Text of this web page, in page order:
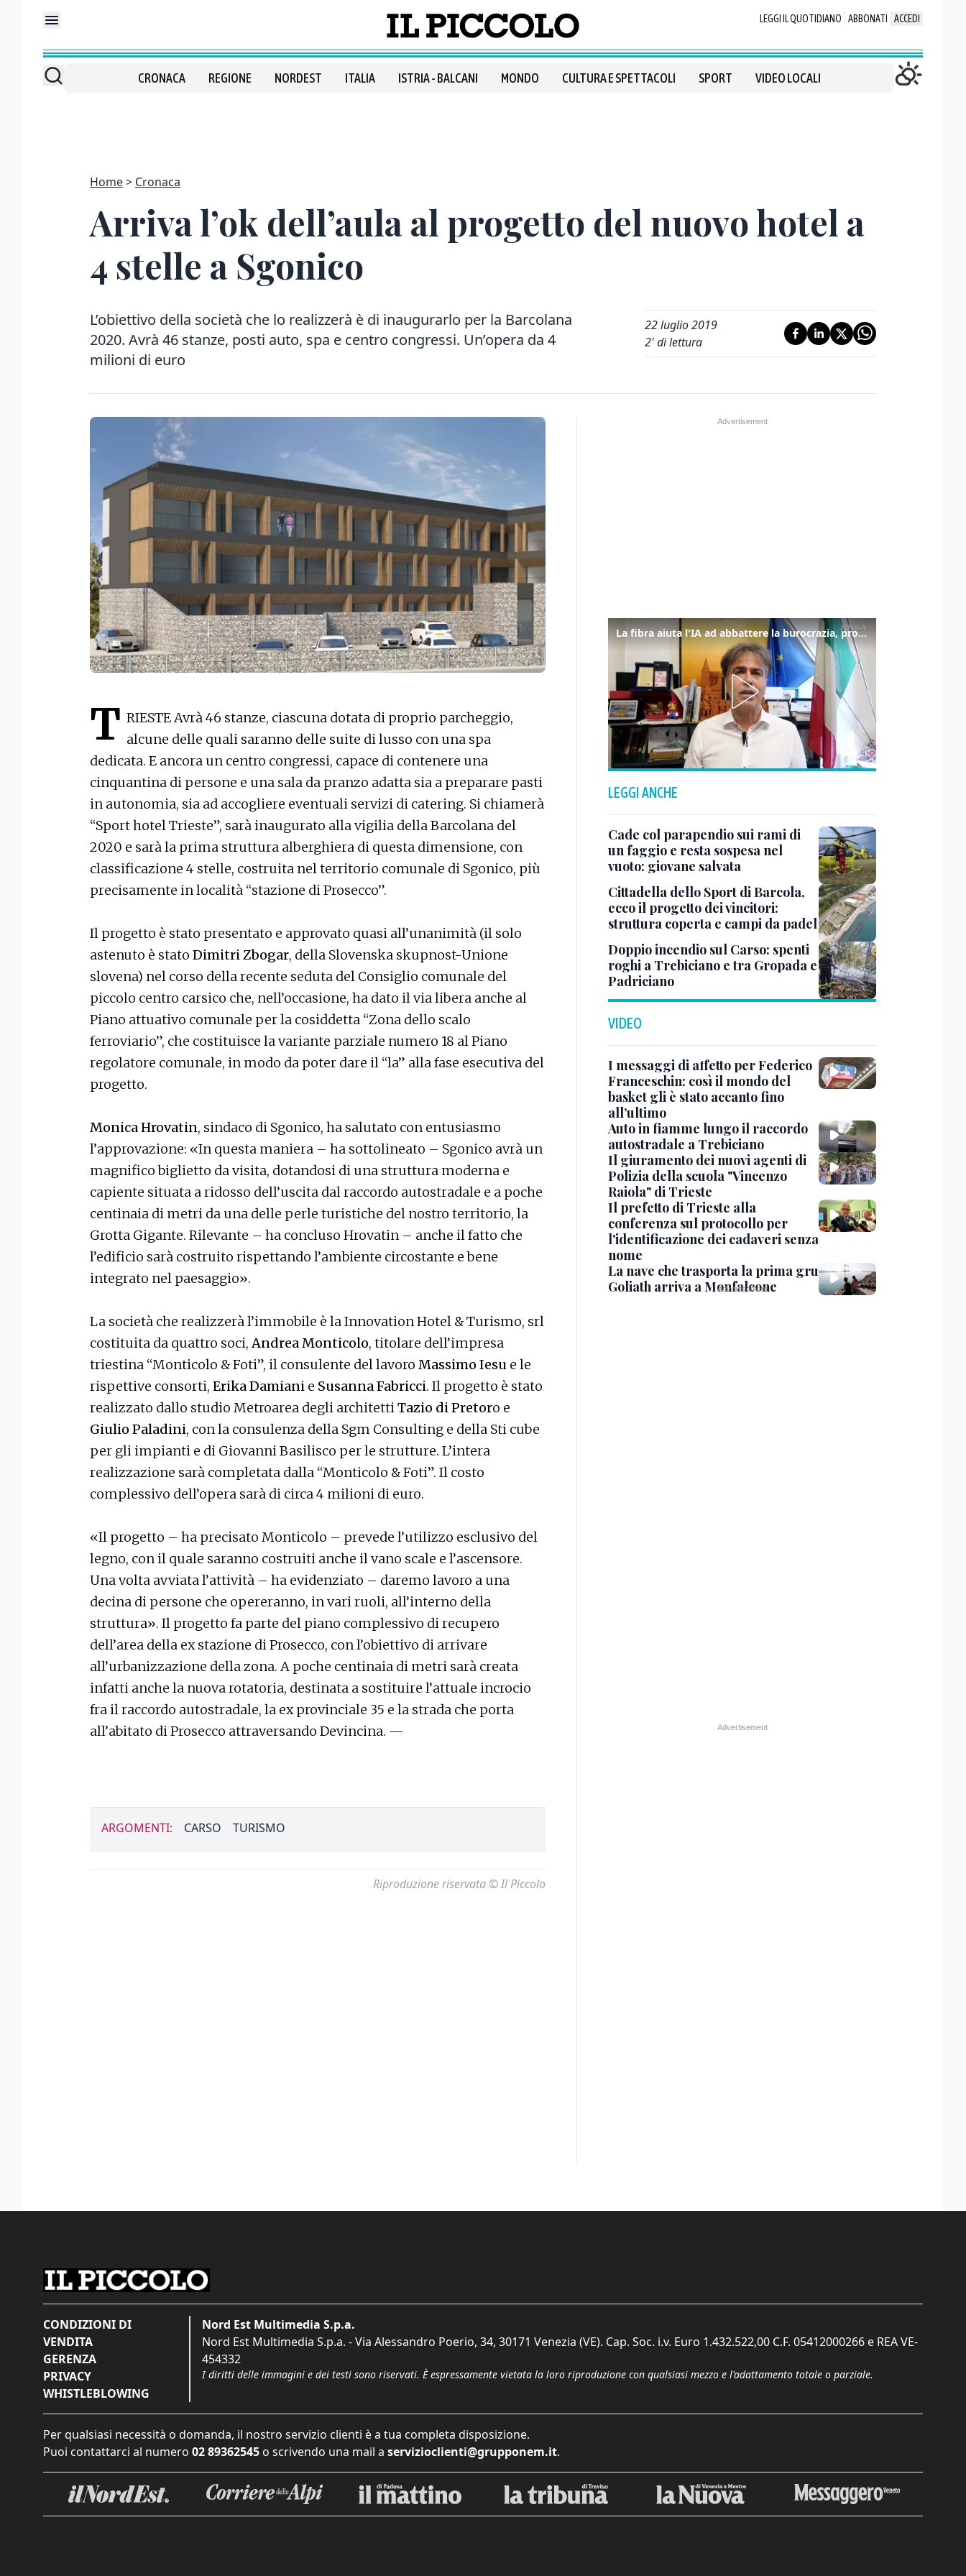
LEGGI IL QUOTIDIANO ABBONATI ACCEDI
CRONACA REGIONE NORDEST ITALIA ISTRIA - BALCANI MONDO CULTURA E SPETTACOLI SPORT VIDEO LOCALI
Home Cronaca
Arriva l’ok dell’aula al progetto del nuovo hotel a
4 stelle a Sgonico
L’obiettivo della società che lo realizzerà è di inaugurarlo per la Barcolana
2020. Avrà 46 stanze, posti auto, spa e centro congressi. Un’opera da 4
milioni di euro
22 luglio 2019
2' di lettura
T RIESTE Avrà 46 stanze, ciascuna dotata di proprio parcheggio,
alcune delle quali saranno delle suite di lusso con una spa
dedicata. E ancora un centro congressi, capace di contenere una
cinquantina di persone e una sala da pranzo adatta sia a preparare pasti
in autonomia, sia ad accogliere eventuali servizi di catering. Si chiamerà
“Sport hotel Trieste”, sarà inaugurato alla vigilia della Barcolana del
2020 e sarà la prima struttura alberghiera di questa dimensione, con
classificazione 4 stelle, costruita nel territorio comunale di Sgonico, più
precisamente in località “stazione di Prosecco”.
Il progetto è stato presentato e approvato quasi all’unanimità (il solo
astenuto è stato Dimitri Zbogar, della Slovenska skupnost-Unione
slovena) nel corso della recente seduta del Consiglio comunale del
piccolo centro carsico che, nell’occasione, ha dato il via libera anche al
Piano attuativo comunale per la cosiddetta “Zona dello scalo
ferroviario”, che costituisce la variante parziale numero 18 al Piano
regolatore comunale, in modo da poter dare il “la” alla fase esecutiva del
progetto.
Monica Hrovatin, sindaco di Sgonico, ha salutato con entusiasmo
l’approvazione: «In questa maniera – ha sottolineato – Sgonico avrà un
magnifico biglietto da visita, dotandosi di una struttura moderna e
capiente situata a ridosso dell’uscita dal raccordo autostradale e a poche
centinaia di metri da una delle perle turistiche del nostro territorio, la
Grotta Gigante. Rilevante – ha concluso Hrovatin – anche il fatto che
l’edificio sarà costruito rispettando l’ambiente circostante e bene
integrato nel paesaggio».
La società che realizzerà l’immobile è la Innovation Hotel & Turismo, srl
costituita da quattro soci,Andrea Monticolo, titolare dell’impresa
triestina “Monticolo & Foti”, il consulente del lavoro Massimo Iesu e le
rispettive consorti, Erika Damiani e Susanna Fabricci. Il progetto è stato
realizzato dallo studio Metroarea degli architettiTazio di Pretoro e
Giulio Paladini, con la consulenza della Sgm Consulting e della Sti cube
per gli impianti e di Giovanni Basilisco per le strutture. L’intera
realizzazione sarà completata dalla “Monticolo & Foti”. Il costo
complessivo dell’opera sarà di circa 4 milioni di euro.
«Il progetto – ha precisato Monticolo – prevede l’utilizzo esclusivo del
legno, con il quale saranno costruiti anche il vano scale e l’ascensore.
Una volta avviata l’attività – ha evidenziato – daremo lavoro a una
decina di persone che opereranno, in vari ruoli, all’interno della
struttura». Il progetto fa parte del piano complessivo di recupero
dell’area della ex stazione di Prosecco, con l’obiettivo di arrivare
all’urbanizzazione della zona. A poche centinaia di metri sarà creata
infatti anche la nuova rotatoria, destinata a sostituire l’attuale incrocio
fra il raccordo autostradale, la ex provinciale 35 e la strada che porta
all’abitato di Prosecco attraversando Devincina. —
ARGOMENTI: CARSO TURISMO
Riproduzione riservata © Il Piccolo
La fibra aiuta l'IA ad abbattere la burocrazia, progetto pilota in Veneto
LEGGI ANCHE
Cade col parapendio sui rami di
un faggio e resta sospesa nel
vuoto: giovane salvata
Cittadella dello Sport di Barcola,
ecco il progetto dei vincitori:
struttura coperta e campi da padel
Doppio incendio sul Carso: spenti
roghi a Trebiciano e tra Gropada e
Padriciano
VIDEO
I messaggi di affetto per Federico
Franceschin: così il mondo del
basket gli è stato accanto fino
all’ultimo
Auto in fiamme lungo il raccordo
autostradale a Trebiciano
Il giuramento dei nuovi agenti di
Polizia della scuola "Vincenzo
Raiola" di Trieste
Il prefetto di Trieste alla
conferenza sul protocollo per
l'identificazione dei cadaveri senza
nome
La nave che trasporta la prima gru
Goliath arriva a Monfalcone
CONDIZIONI DI
VENDITA
GERENZA
PRIVACY
WHISTLEBLOWING
Nord Est Multimedia S.p.a.
Nord Est Multimedia S.p.a. - Via Alessandro Poerio, 34, 30171 Venezia (VE). Cap. Soc. i.v. Euro 1.432.522,00 C.F. 05412000266 e REA VE-
454332
I diritti delle immagini e dei testi sono riservati. È espressamente vietata la loro riproduzione con qualsiasi mezzo e l'adattamento totale o parziale.
Per qualsiasi necessità o domanda, il nostro servizio clienti è a tua completa disposizione.
Puoi contattarci al numero 02 89362545 o scrivendo una mail a servizioclienti@grupponem.it.